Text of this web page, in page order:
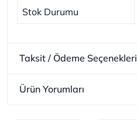
Stok Durumu
Taksit / Ödeme Seçenekleri
Ürün Yorumları